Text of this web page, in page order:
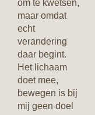
om te kwetsen,
maar omdat
echt
verandering
daar begint.
Het lichaam
doet mee,
bewegen is bij
mij geen doel